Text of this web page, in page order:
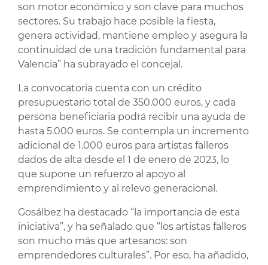
son motor económico y son clave para muchos
sectores. Su trabajo hace posible la fiesta,
genera actividad, mantiene empleo y asegura la
continuidad de una tradición fundamental para
Valencia” ha subrayado el concejal.
La convocatoria cuenta con un crédito
presupuestario total de 350.000 euros, y cada
persona beneficiaria podrá recibir una ayuda de
hasta 5.000 euros. Se contempla un incremento
adicional de 1.000 euros para artistas falleros
dados de alta desde el 1 de enero de 2023, lo
que supone un refuerzo al apoyo al
emprendimiento y al relevo generacional.
Gosálbez ha destacado “la importancia de esta
iniciativa”, y ha señalado que “los artistas falleros
son mucho más que artesanos: son
emprendedores culturales”. Por eso, ha añadido,